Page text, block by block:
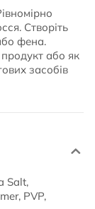
Створіть
фена.
або як
засобів
Salt,
PVP,